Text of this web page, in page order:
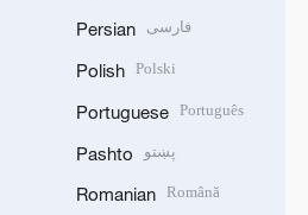
Persian فارسی
Polish Polski
Portuguese Português
Pashto پښتو
Romanian Română